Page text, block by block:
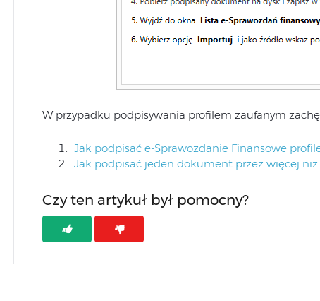
W przypadku podpisywania profilem zaufanym
Jak podpisać e-Sprawozdanie Finansowe
Jak podpisać jeden dokument przez więcej
Czy ten artykuł był pomocny?